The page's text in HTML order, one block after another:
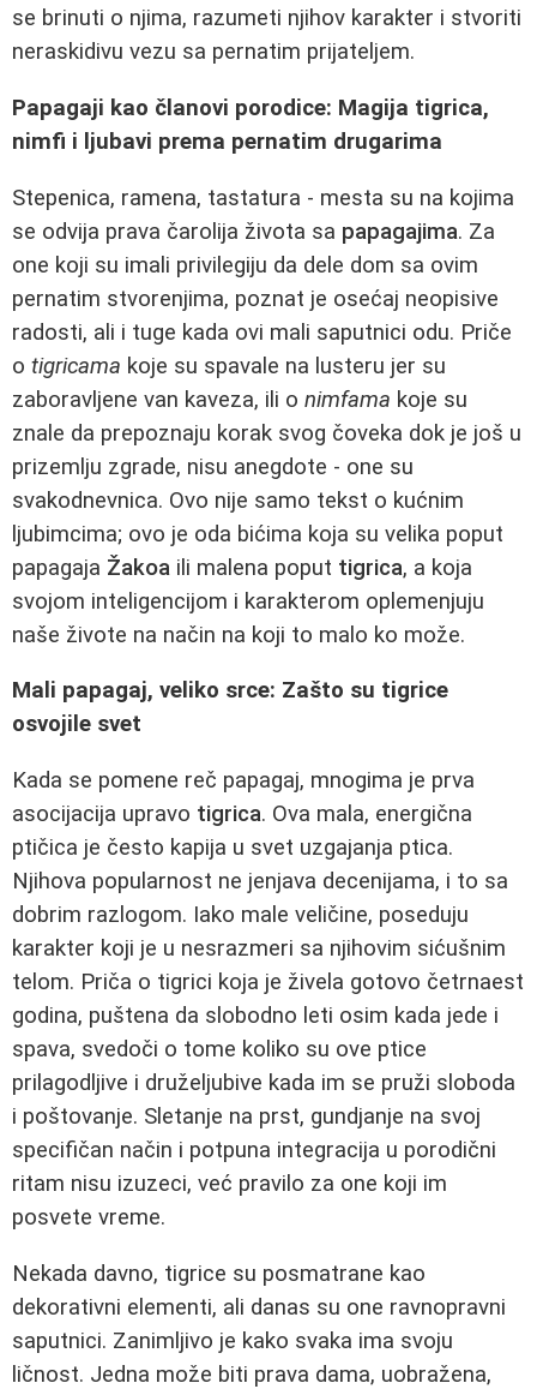
se brinuti o njima, razumeti njihov karakter i stvoriti
neraskidivu vezu sa pernatim prijateljem.
Papagaji kao članovi porodice: Magija tigrica,
nimfi i ljubavi prema pernatim drugarima
Stepenica, ramena, tastatura - mesta su na kojima
se odvija prava čarolija života sa papagajima. Za
one koji su imali privilegiju da dele dom sa ovim
pernatim stvorenjima, poznat je osećaj neopisive
radosti, ali i tuge kada ovi mali saputnici odu. Priče
o tigricama koje su spavale na lusteru jer su
zaboravljene van kaveza, ili o nimfama koje su
znale da prepoznaju korak svog čoveka dok je još u
prizemlju zgrade, nisu anegdote - one su
svakodnevnica. Ovo nije samo tekst o kućnim
ljubimcima; ovo je oda bićima koja su velika poput
papagaja Žakoa ili malena poput tigrica, a koja
svojom inteligencijom i karakterom oplemenjuju
naše živote na način na koji to malo ko može.
Mali papagaj, veliko srce: Zašto su tigrice
osvojile svet
Kada se pomene reč papagaj, mnogima je prva
asocijacija upravo tigrica. Ova mala, energična
ptičica je često kapija u svet uzgajanja ptica.
Njihova popularnost ne jenjava decenijama, i to sa
dobrim razlogom. Iako male veličine, poseduju
karakter koji je u nesrazmeri sa njihovim sićušnim
telom. Priča o tigrici koja je živela gotovo četrnaest
godina, puštena da slobodno leti osim kada jede i
spava, svedoči o tome koliko su ove ptice
prilagodljive i druželjubive kada im se pruži sloboda
i poštovanje. Sletanje na prst, gundjanje na svoj
specifičan način i potpuna integracija u porodični
ritam nisu izuzeci, već pravilo za one koji im
posvete vreme.
Nekada davno, tigrice su posmatrane kao
dekorativni elementi, ali danas su one ravnopravni
saputnici. Zanimljivo je kako svaka ima svoju
ličnost. Jedna može biti prava dama, uobražena,